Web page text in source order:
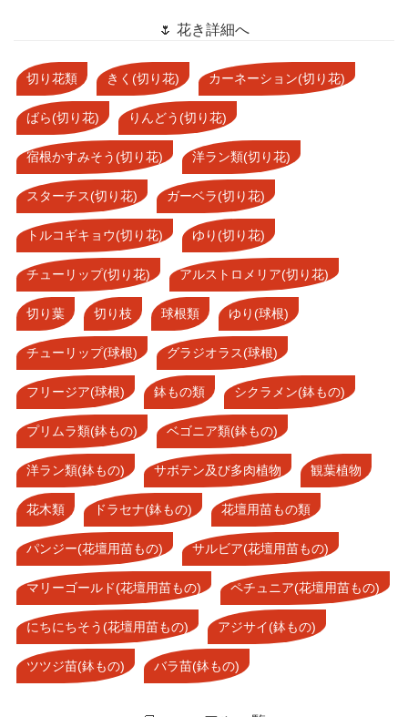
🌷 花き詳細へ
切り花類 きく(切り花) カーネーション(切り花)
ばら(切り花) りんどう(切り花)
宿根かすみそう(切り花) 洋ラン類(切り花)
スターチス(切り花) ガーベラ(切り花)
トルコギキョウ(切り花) ゆり(切り花)
チューリップ(切り花) アルストロメリア(切り花)
切り葉 切り枝 球根類 ゆり(球根)
チューリップ(球根) グラジオラス(球根)
フリージア(球根) 鉢もの類 シクラメン(鉢もの)
プリムラ類(鉢もの) ベゴニア類(鉢もの)
洋ラン類(鉢もの) サボテン及び多肉植物 観葉植物
花木類 ドラセナ(鉢もの) 花壇用苗もの類
パンジー(花壇用苗もの) サルビア(花壇用苗もの)
マリーゴールド(花壇用苗もの) ペチュニア(花壇用苗もの)
にちにちそう(花壇用苗もの) アジサイ(鉢もの)
ツツジ苗(鉢もの) バラ苗(鉢もの)